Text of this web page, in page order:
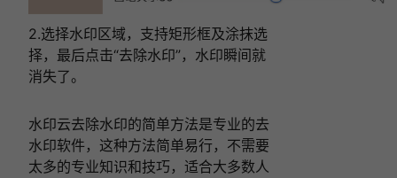
2.选择水印区域，支持矩形框及涂抹选
择，最后点击“去除水印”，水印瞬间就
消失了。
水印云去除水印的简单方法是专业的去
水印软件，这种方法简单易行，不需要
太多的专业知识和技巧，适合大多数人